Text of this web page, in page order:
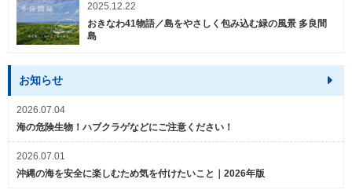
2025.12.22
おきなわ41物語／島をやさしく包み込む緑の風景 多良間
島
お知らせ
2026.07.04
海の危険生物！ハブクラゲなどにご注意ください！
2026.07.01
沖縄の海を安全に楽しむため気を付けたいこと｜2026年版